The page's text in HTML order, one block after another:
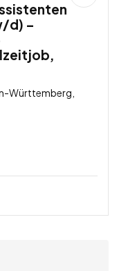
d) –
Württemberg,